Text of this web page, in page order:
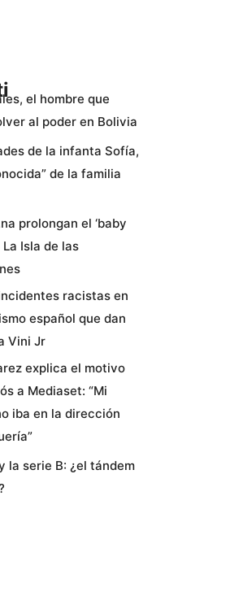
el hombre que
al poder en Bolivia
de la infanta Sofía,
de la familia
prolongan el ‘baby
La Isla de las
racistas en
español que dan
Vini Jr
explica el motivo
a Mediaset: “Mi
iba en la dirección
la serie B: ¿el tándem